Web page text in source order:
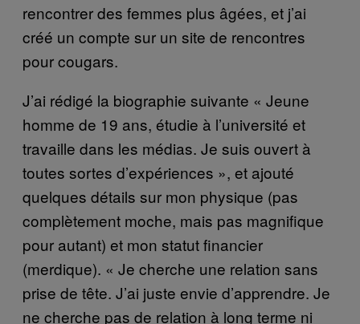
rencontrer des femmes plus âgées, et j’ai
créé un compte sur un site de rencontres
pour cougars.
J’ai rédigé la biographie suivante « Jeune
homme de 19 ans, étudie à l’université et
travaille dans les médias. Je suis ouvert à
toutes sortes d’expériences », et ajouté
quelques détails sur mon physique (pas
complètement moche, mais pas magnifique
pour autant) et mon statut financier
(merdique). « Je cherche une relation sans
prise de tête. J’ai juste envie d’apprendre. Je
ne cherche pas de relation à long terme ni